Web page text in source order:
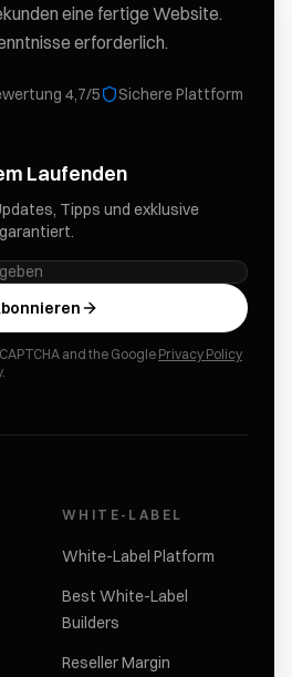
eine fertige Website.
erforderlich.
4,7/5 Sichere Plattform
Laufenden
Tipps und exklusive
and the Google Privacy Policy
WHITE-LABEL
White-Label Platform
Best White-Label
Builders
Reseller Margin